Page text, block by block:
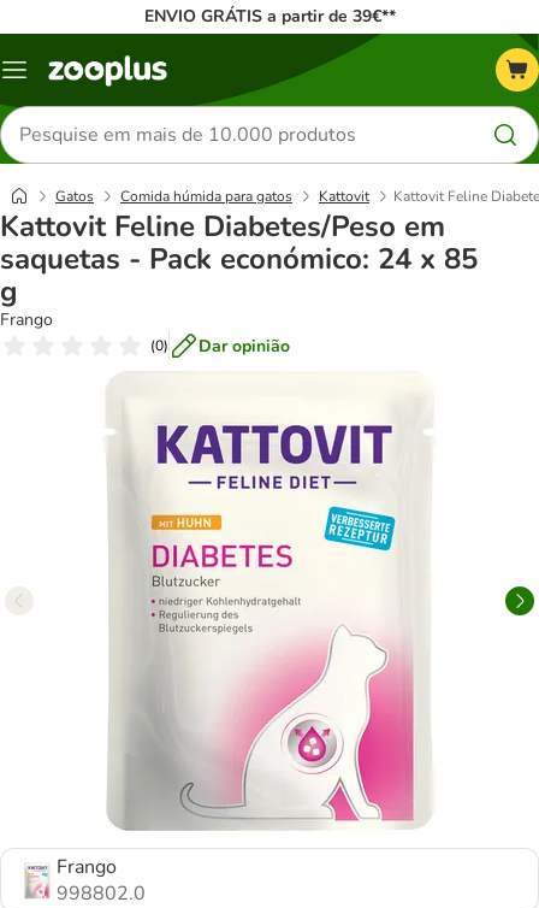
ENVIO GRÁTIS a partir de 39€**
Menu
Pesquisar
produtos
Gatos Comida húmida para gatos Kattovit Kattovit Feline
Kattovit Feline Diabetes/Peso em
saquetas - Pack económico: 24 x 85
g
Frango
(0) Dar opinião
Frango
998802.0